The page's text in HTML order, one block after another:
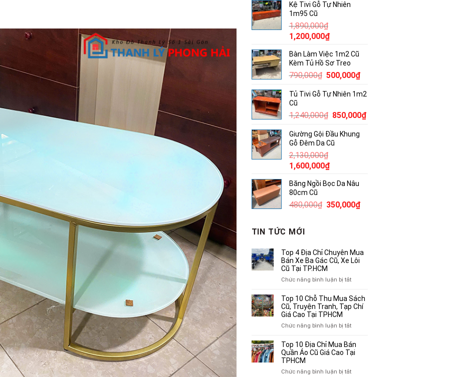
là:
3,800,000₫.
tại
Kệ Tivi Gỗ Tự Nhiên
1m95 Cũ
1,890,000₫
Giá
là:
1,890,000₫.
1,200,000₫Giá
tại
là:
1,200,000₫.
Bàn Làm Việc 1m2 Cũ
Kèm Tủ Hồ Sơ Treo
790,000₫ Giá
là:
500,000₫Giá
tại
500,000₫.
Tủ Tivi Gỗ Tự Nhiên 1m2
Cũ
1,240,000₫ Giá
là:
1,240,000₫.
850,000₫Giá
Giường Gội Đầu Khung
Gỗ Đêm Da Cũ
2,130,000₫
Giá
là:
2,130,000₫.
1,600,000₫Giá
tại
1,600,000₫.
Băng Ngồi Bọc Da Nâu
80cm Cũ
480,000₫ Giá
350,000₫Giá
TIN TỨC MỚI
Top 4 Địa Chỉ Chuyên Mua
Bán Xe Ba Gác Cũ, Xe Lôi
Cũ Tại TP.HCM
Chức năng bình luận bị tắtở
4
Địa
Xe
Ba
Cũ,
Top 10 Chỗ Thu Mua Sách
Cũ, Truyện Tranh, Tạp Chí
Giá Cao Tại TPHCM
Chức năng bình luận bị tắtở
10
Chỗ
Top 10 Địa Chỉ Mua Bán
Quần Áo Cũ Giá Cao Tại
TPHCM
Chức năng bình luận bị tắtở